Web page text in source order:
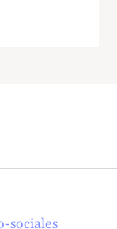
sociales